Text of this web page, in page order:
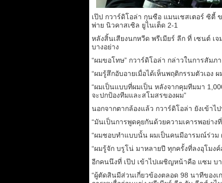
เป๊ป กวาร์ดิโอล่า กุนซือ แมนเชสเตอร์ ซิตี้
พ่าย นิวคาสเซิล ยูไนเต็ด 2-1
หลังสิ้นเสียงนกหวีด พรีเมียร์ ลีก ที่ เซนต์ เ
บางอย่าง
“ผมขอโทษ” กวาร์ดิโอล่า กล่าวในการสัม
“ผมรู้สึกอับอายเมื่อได้เห็นพฤติกรรมตัวเอ
“ผมเป็นแบบที่ผมเป็น หลังจากคุมทีมมา
จะปกป้องทีมและสโมสรของผม”
นอกจากตากล้องแล้ว กวาร์ดิโอล่า ยังเข้า
“มันเป็นการพูดคุยกันด้วยความเคารพอย่าง
“ผมชอบทำแบบนั้น ผมเป็นคนมีอารมณ์ร่วม
“ผมรู้จัก บรูโน่ มาหลายปี ทุกครั้งที่ลงอุโมง
อีกคนนึงที่ เป๊ป เข้าไปเผชิญหน้าคือ แซม บ
“ผู้ตัดสินมีส่วนเกี่ยวข้องตลอด 98 นาทีของ